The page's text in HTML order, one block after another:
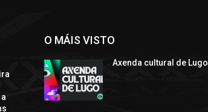
O MÁIS VISTO
Axenda cultural de Lugo